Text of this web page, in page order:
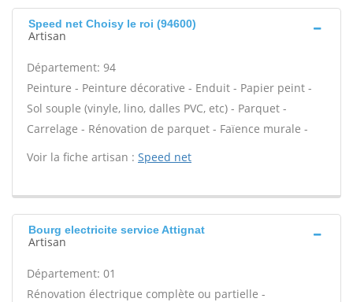
Speed net Choisy le roi (94600)
Artisan
Département: 94
Peinture - Peinture décorative - Enduit - Papier peint -
Sol souple (vinyle, lino, dalles PVC, etc) - Parquet -
Carrelage - Rénovation de parquet - Faïence murale -
Voir la fiche artisan : Speed net
Bourg electricite service Attignat
Artisan
Département: 01
Rénovation électrique complète ou partielle -